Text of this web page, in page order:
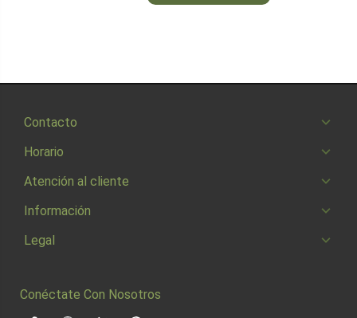
Contacto
Horario
Atención al cliente
Información
Legal
Conéctate Con Nosotros